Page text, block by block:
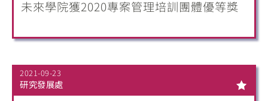
未來學院獲2020專案管理培訓團體優等獎
2021-09-23
研究發展處